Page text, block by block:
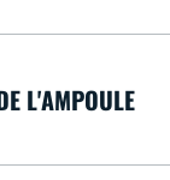
L'AMPOULE